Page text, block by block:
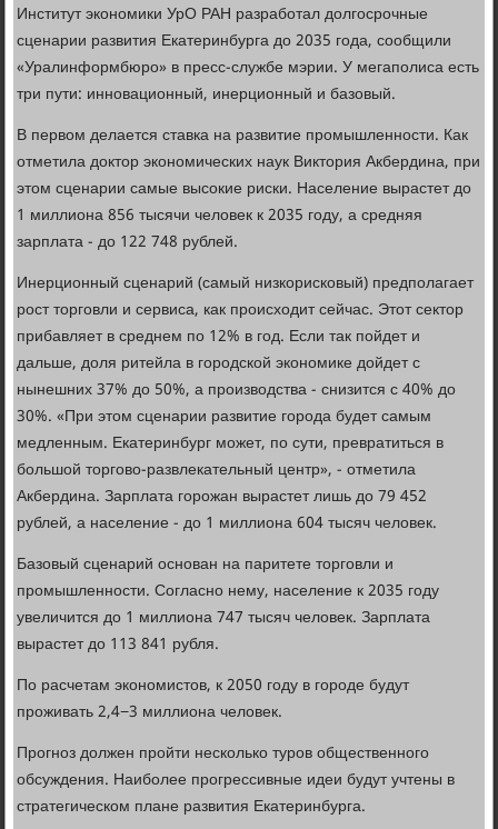
Институт экономики УрО РАН разработал долгосрочные
сценарии развития Екатеринбурга до 2035 года, сообщили
«Уралинформбюро» в пресс-службе мэрии. У мегаполиса есть
три пути: инновационный, инерционный и базовый.
В первом делается ставка на развитие промышленности. Как
отметила доктор экономических наук Виктория Акбердина, при
этом сценарии самые высокие риски. Население вырастет до
1 миллиона 856 тысячи человек к 2035 году, а средняя
зарплата - до 122 748 рублей.
Инерционный сценарий (самый низкорисковый) предполагает
рост торговли и сервиса, как происходит сейчас. Этот сектор
прибавляет в среднем по 12% в год. Если так пойдет и
дальше, доля ритейла в городской экономике дойдет с
нынешних 37% до 50%, а производства - снизится с 40% до
30%. «При этом сценарии развитие города будет самым
медленным. Екатеринбург может, по сути, превратиться в
большой торгово-развлекательный центр», - отметила
Акбердина. Зарплата горожан вырастет лишь до 79 452
рублей, а население - до 1 миллиона 604 тысяч человек.
Базовый сценарий основан на паритете торговли и
промышленности. Согласно нему, население к 2035 году
увеличится до 1 миллиона 747 тысяч человек. Зарплата
вырастет до 113 841 рубля.
По расчетам экономистов, к 2050 году в городе будут
проживать 2,4−3 миллиона человек.
Прогноз должен пройти несколько туров общественного
обсуждения. Наиболее прогрессивные идеи будут учтены в
стратегическом плане развития Екатеринбурга.